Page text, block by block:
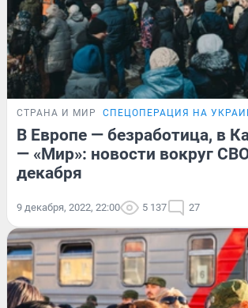
СТРАНА И МИР СПЕЦОПЕРАЦИЯ НА
В Европе — безработица, в
— «Мир»: новости вокруг
декабря
9 декабря, 2022, 22:00 5 137 27